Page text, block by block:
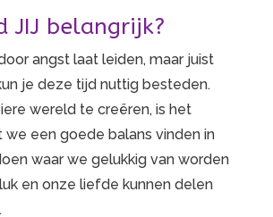
JIJ belangrijk?
angst laat leiden, maar juist
je deze tijd nuttig besteden.
wereld te creëren, is het
we een goede balans vinden in
waar we gelukkig van worden
en onze liefde kunnen delen